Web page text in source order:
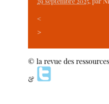
<
>
© la revue des
&